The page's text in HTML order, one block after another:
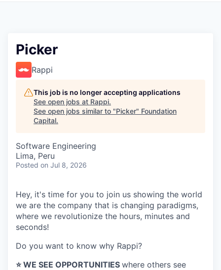
Picker
Rappi
This job is no longer accepting applications
See open jobs at Rappi.
See open jobs similar to "Picker" Foundation
Capital.
Software Engineering
Lima, Peru
Posted on Jul 8, 2026
Hey, it's time for you to join us showing the world
we are the company that is changing paradigms,
where we revolutionize the hours, minutes and
seconds!
Do you want to know why Rappi?
⭐️ WE SEE OPPORTUNITIES where others see